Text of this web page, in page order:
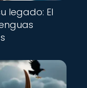
legado: El